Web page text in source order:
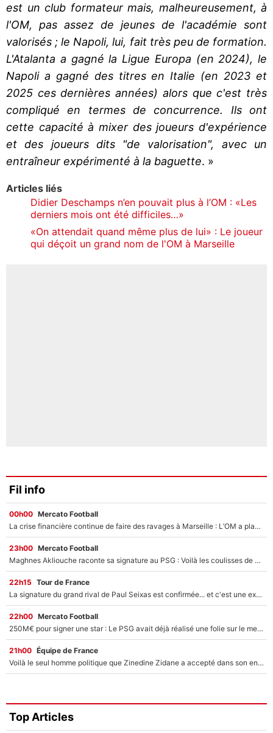
est un club formateur mais, malheureusement, à
l'OM, pas assez de jeunes de l'académie sont
valorisés ; le Napoli, lui, fait très peu de formation.
L'Atalanta a gagné la Ligue Europa (en 2024), le
Napoli a gagné des titres en Italie (en 2023 et
2025 ces dernières années) alors que c'est très
compliqué en termes de concurrence. Ils ont
cette capacité à mixer des joueurs d'expérience
et des joueurs dits "de valorisation", avec un
entraîneur expérimenté à la baguette. »
Articles liés
Didier Deschamps n’en pouvait plus à l’OM : «Les
derniers mois ont été difficiles…»
«On attendait quand même plus de lui» : Le joueur
qui déçoit un grand nom de l'OM à Marseille
Fil info
00h00 Mercato Football
La crise financière continue de faire des ravages à Marseille : L’OM a placé 12 joueurs sur le marché des transferts… et ça pourrait lui rapporter près de 100M€ !
23h00 Mercato Football
Maghnes Akliouche raconte sa signature au PSG : Voilà les coulisses de son transfert de rêve à 50M€
22h15 Tour de France
La signature du grand rival de Paul Seixas est confirmée... et c'est une excellente nouvelle pour l'équipe Decathlon-CMA CGM !
22h00 Mercato Football
250M€ pour signer une star : Le PSG avait déjà réalisé une folie sur le mercato bien avant Neymar !
21h00 Équipe de France
Voilà le seul homme politique que Zinedine Zidane a accepté dans son entourage : «Je garde un très bon souvenir de lui»
Top Articles